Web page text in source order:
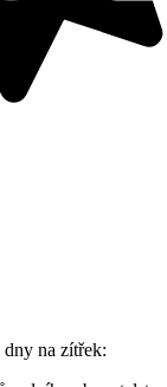
dny na zítřek: